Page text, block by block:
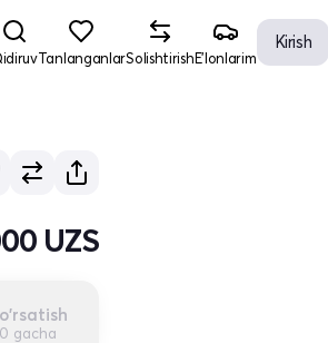
TanlanganlarSolishtirishE'lonlarim
Kirish
UZS
gacha